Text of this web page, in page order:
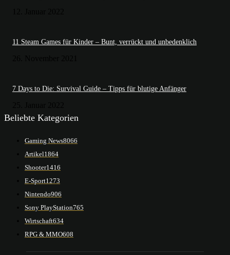
11 Steam Games für Kinder – Bunt, verrückt und unbedenklich
7 Days to Die: Survival Guide – Tipps für blutige Anfänger
Beliebte Kategorien
Gaming News8066
Artikel1864
Shooter1416
E-Sport1273
Nintendo906
Sony PlayStation765
Wirtschaft634
RPG & MMO608